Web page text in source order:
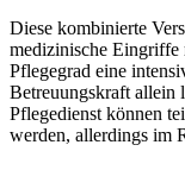
Diese kombinierte
medizinische Eingriffe
Pflegegrad eine
Betreuungskraft allein
Pflegedienst können
werden, allerdings im